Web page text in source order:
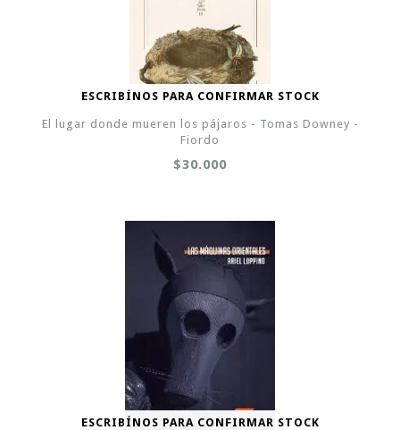
ESCRIBÍNOS PARA CONFIRMAR STOCK
El lugar donde mueren los pájaros - Tomas Downey -
Fiordo
$30.000
ESCRIBÍNOS PARA CONFIRMAR STOCK